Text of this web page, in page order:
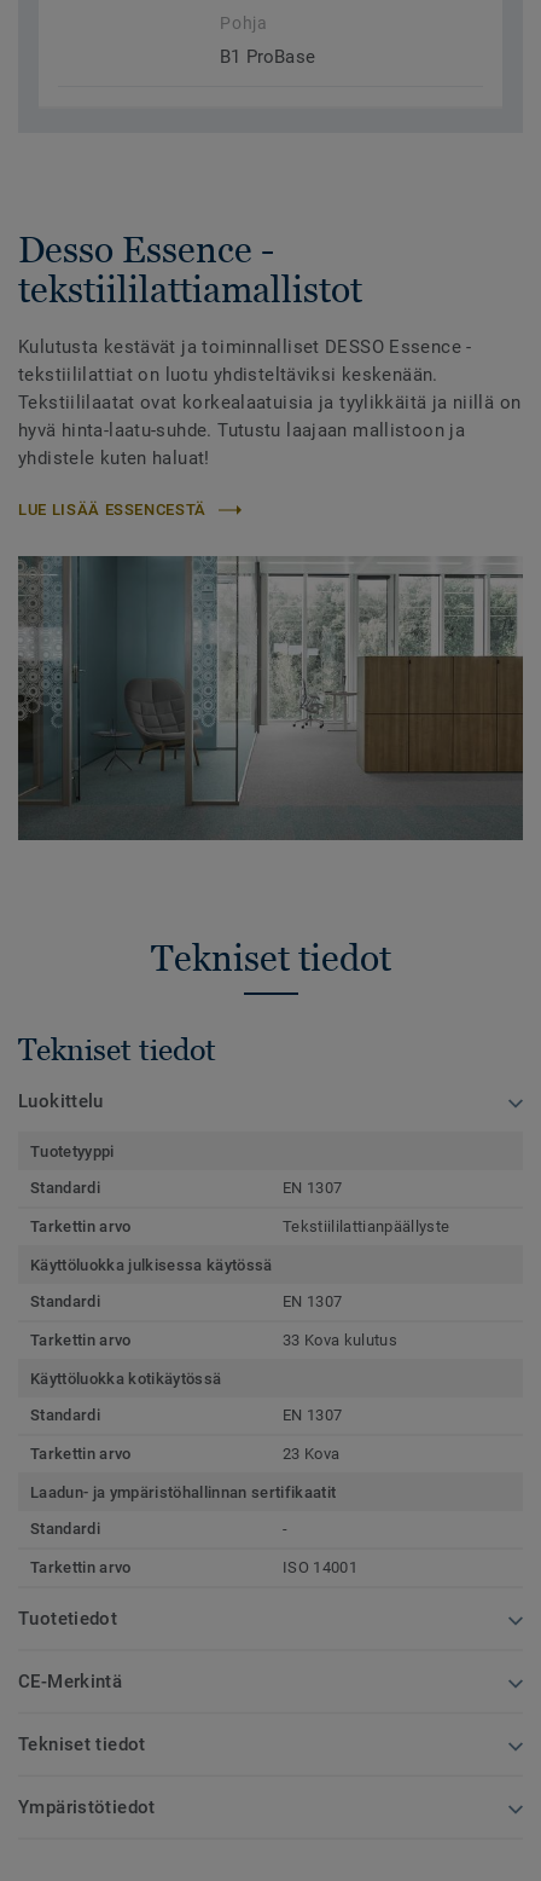
Pohja
B1 ProBase
Desso Essence -
tekstiililattiamallistot
Kulutusta kestävät ja toiminnalliset DESSO Essence -
tekstiililattiat on luotu yhdisteltäviksi keskenään.
Tekstiililaatat ovat korkealaatuisia ja tyylikkäitä ja niillä on
hyvä hinta-laatu-suhde. Tutustu laajaan mallistoon ja
yhdistele kuten haluat!
LUE LISÄÄ ESSENCESTÄ
Tekniset tiedot
Tekniset tiedot
Luokittelu
Tuotetyyppi
Standardi
EN 1307
Tarkettin arvo Tekstiililattianpäällyste
Käyttöluokka julkisessa käytössä
Standardi
EN 1307
Tarkettin arvo 33 Kova kulutus
Käyttöluokka kotikäytössä
Standardi
EN 1307
Tarkettin arvo 23 Kova
Laadun- ja ympäristöhallinnan sertifikaatit
Standardi
-
Tarkettin arvo ISO 14001
Tuotetiedot
CE-Merkintä
Tekniset tiedot
Ympäristötiedot